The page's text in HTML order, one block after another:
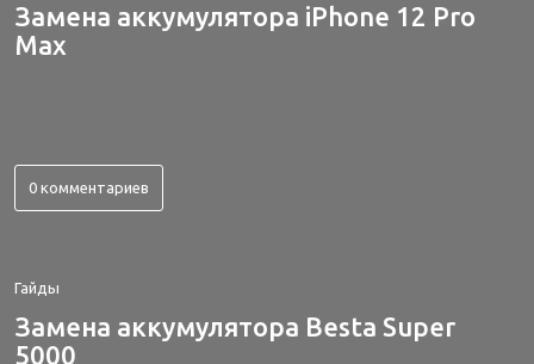
Замена аккумулятора iPhone 12 Pro
Max
0 комментариев
Гайды
Замена аккумулятора Besta Super
5000